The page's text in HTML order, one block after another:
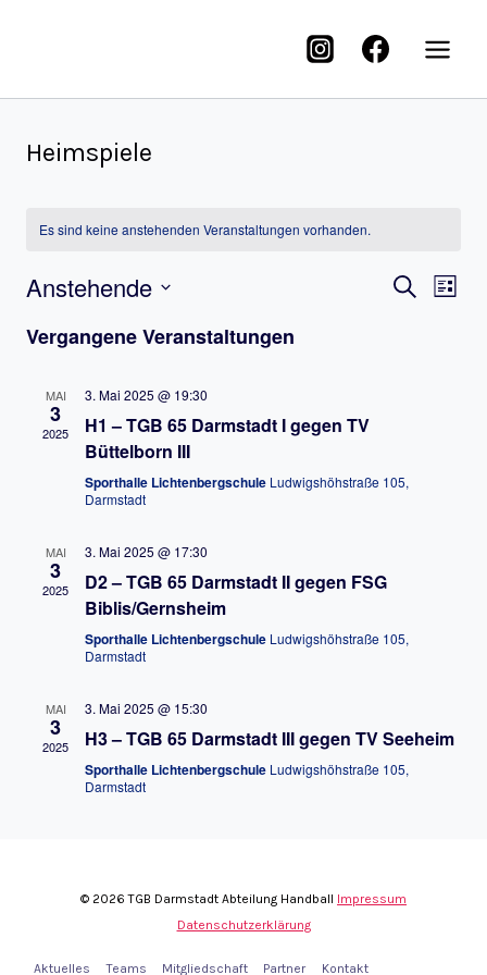
Heimspiele
Es sind keine anstehenden Veranstaltungen vorhanden.
Suche
Liste
Anstehende
wählen.
Vergangene Veranstaltungen
MAI
3
2025
3. Mai 2025 @ 19:30
H1 – TGB 65 Darmstadt I gegen TV
Büttelborn III
Sporthalle Lichtenbergschule Ludwigshöhstraße 105,
Darmstadt
MAI
3
2025
3. Mai 2025 @ 17:30
D2 – TGB 65 Darmstadt II gegen FSG
Biblis/Gernsheim
Sporthalle Lichtenbergschule Ludwigshöhstraße 105,
Darmstadt
MAI
3
2025
3. Mai 2025 @ 15:30
H3 – TGB 65 Darmstadt III gegen TV Seeheim
Sporthalle Lichtenbergschule Ludwigshöhstraße 105,
Darmstadt
© 2026 TGB Darmstadt Abteilung Handball Impressum
Datenschutzerklärung
Aktuelles Teams Mitgliedschaft Partner Kontakt